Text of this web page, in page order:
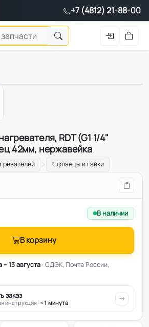
+7 (4812) 21-88-00
RDT (G1 1/4"
42мм, нержавейка
фланцы и гайки
В наличии
В корзину
– 13 августа · СДЭК, Почта России,
заказ
инструкция · ~1 минута